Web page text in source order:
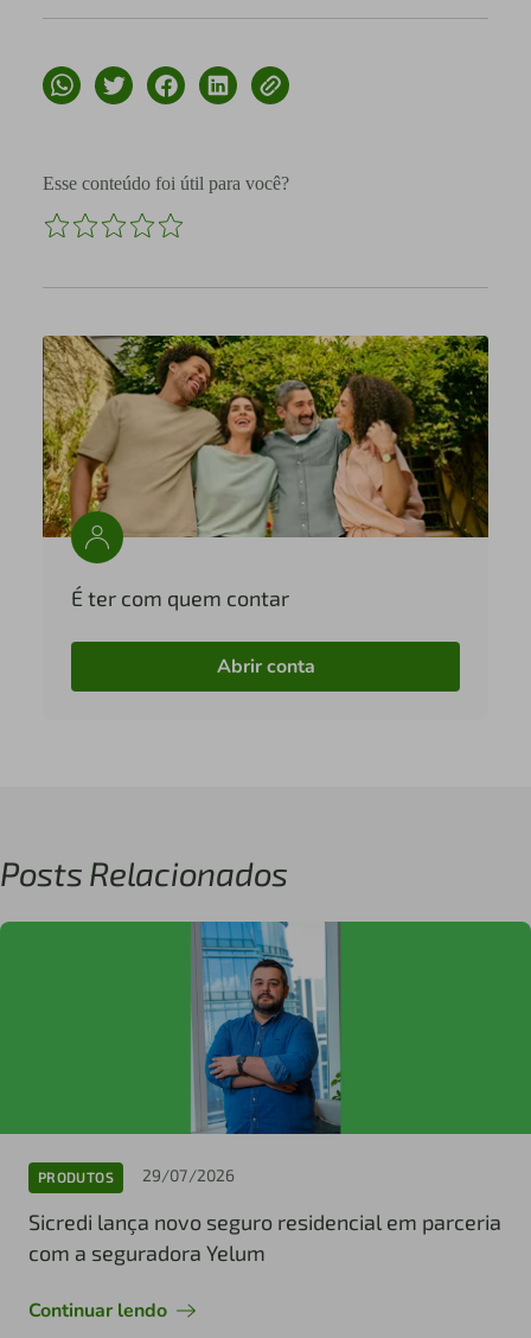
Esse conteúdo foi útil para você?
É ter com quem contar
Abrir conta
Posts Relacionados
PRODUTOS 29/07/2026
Sicredi lança novo seguro residencial em parceria
com a seguradora Yelum
Continuar lendo